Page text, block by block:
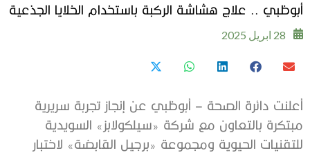
أبوظبي .. علاج هشاشة الركبة باستخدام الخلايا الجذعية
28 ابريل 2025
أعلنت دائرة الصحة – أبوظبي عن إنجاز تجربة سريرية
مبتكرة بالتعاون مع شركة «سيلكولابز» السويدية
للتقنيات الحيوية ومجموعة «برجيل القابضة» لاختبار